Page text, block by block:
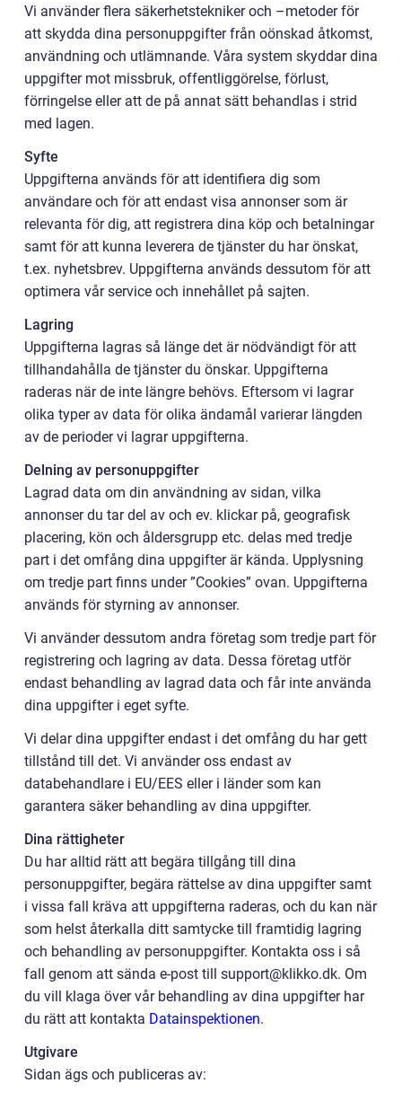
Vi använder flera säkerhetstekniker och –metoder för
att skydda dina personuppgifter från oönskad åtkomst,
användning och utlämnande. Våra system skyddar dina
uppgifter mot missbruk, offentliggörelse, förlust,
förringelse eller att de på annat sätt behandlas i strid
med lagen.
Syfte
Uppgifterna används för att identifiera dig som
användare och för att endast visa annonser som är
relevanta för dig, att registrera dina köp och betalningar
samt för att kunna leverera de tjänster du har önskat,
t.ex. nyhetsbrev. Uppgifterna används dessutom för att
optimera vår service och innehållet på sajten.
Lagring
Uppgifterna lagras så länge det är nödvändigt för att
tillhandahålla de tjänster du önskar. Uppgifterna
raderas när de inte längre behövs. Eftersom vi lagrar
olika typer av data för olika ändamål varierar längden
av de perioder vi lagrar uppgifterna.
Delning av personuppgifter
Lagrad data om din användning av sidan, vilka
annonser du tar del av och ev. klickar på, geografisk
placering, kön och åldersgrupp etc. delas med tredje
part i det omfång dina uppgifter är kända. Upplysning
om tredje part finns under ”Cookies” ovan. Uppgifterna
används för styrning av annonser.
Vi använder dessutom andra företag som tredje part för
registrering och lagring av data. Dessa företag utför
endast behandling av lagrad data och får inte använda
dina uppgifter i eget syfte.
Vi delar dina uppgifter endast i det omfång du har gett
tillstånd till det. Vi använder oss endast av
databehandlare i EU/EES eller i länder som kan
garantera säker behandling av dina uppgifter.
Dina rättigheter
Du har alltid rätt att begära tillgång till dina
personuppgifter, begära rättelse av dina uppgifter samt
i vissa fall kräva att uppgifterna raderas, och du kan när
som helst återkalla ditt samtycke till framtidig lagring
och behandling av personuppgifter. Kontakta oss i så
fall genom att sända e-post till support@klikko.dk. Om
du vill klaga över vår behandling av dina uppgifter har
du rätt att kontakta Datainspektionen.
Utgivare
Sidan ägs och publiceras av: